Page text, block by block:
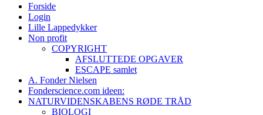
Forside
Login
Lille Lappedykker
Non profit
COPYRIGHT
AFSLUTTEDE OPGAVER
ESCAPE samlet
A. Fonder Nielsen
Fonderscience.com ideen:
NATURVIDENSKABENS RØDE TRÅD
BIOLOGI